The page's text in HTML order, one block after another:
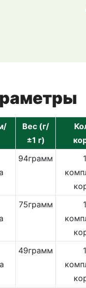
Вес (г/
±1 г)
94грамм
75грамм
49грамм